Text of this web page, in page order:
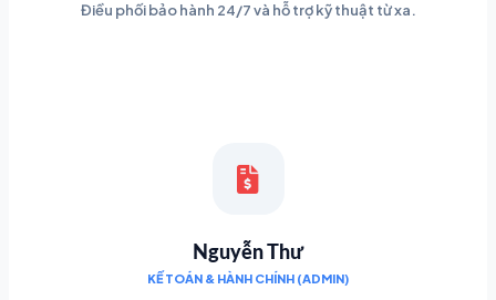
Điều phối bảo hành 24/7 và hỗ trợ kỹ thuật từ xa.
Nguyễn Thư
KẾ TOÁN & HÀNH CHÍNH (ADMIN)